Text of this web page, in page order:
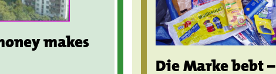
makes
Die Marke bebt –